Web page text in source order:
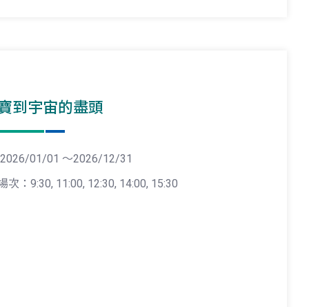
到宇宙的盡頭
01/01 ～2026/12/31
次：9:30, 11:00, 12:30, 14:00, 15:30